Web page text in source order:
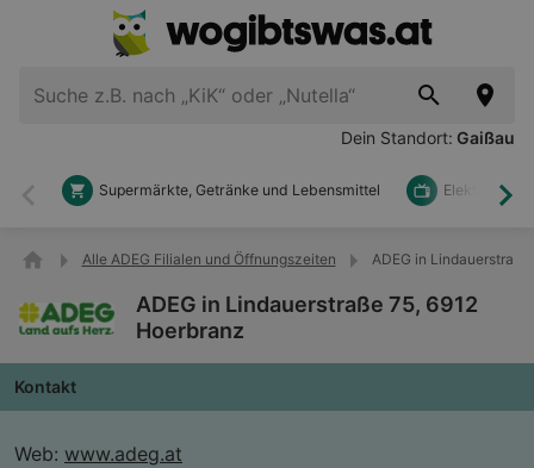
Dein Standort: Gaißau
Zurück
Supermärkte, Getränke und Lebensmittel Elektronik
Alle ADEG Filialen und Öffnungszeiten ADEG in
ADEG in Lindauerstraße 75, 6912
Hoerbranz
Kontakt
Web: www.adeg.at